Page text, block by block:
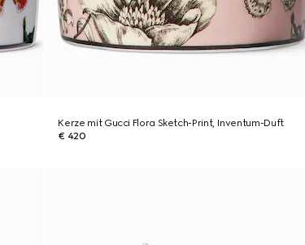
Kerze mit Gucci Flora Sketch-Print, Inventum-Duft
€ 420